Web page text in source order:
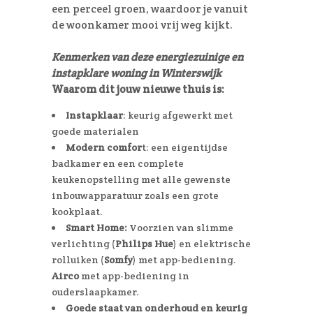
een perceel groen, waardoor je vanuit
de woonkamer mooi vrij weg kijkt.
Kenmerken van deze energiezuinige en
instapklare woning in Winterswijk
Waarom dit jouw nieuwe thuis is:
Instapklaar: keurig afgewerkt met
goede materialen
Modern comfort: een eigentijdse
badkamer en een complete
keukenopstelling met alle gewenste
inbouwapparatuur zoals een grote
kookplaat.
Smart Home: Voorzien van slimme
verlichting (Philips Hue) en elektrische
rolluiken (Somfy) met app-bediening.
Airco met app-bediening in
ouderslaapkamer.
Goede staat van onderhoud en keurig